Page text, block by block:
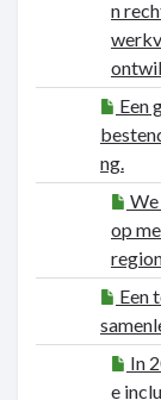
n
Een
ng.
op
Een
In
e